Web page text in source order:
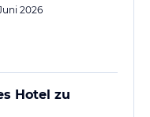
2026
Hotel zu